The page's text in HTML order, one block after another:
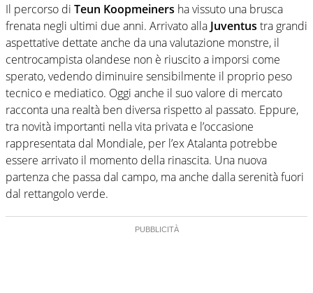
Il percorso di Teun Koopmeiners ha vissuto una brusca
frenata negli ultimi due anni. Arrivato alla Juventus tra grandi
aspettative dettate anche da una valutazione monstre, il
centrocampista olandese non è riuscito a imporsi come
sperato, vedendo diminuire sensibilmente il proprio peso
tecnico e mediatico. Oggi anche il suo valore di mercato
racconta una realtà ben diversa rispetto al passato. Eppure,
tra novità importanti nella vita privata e l’occasione
rappresentata dal Mondiale, per l’ex Atalanta potrebbe
essere arrivato il momento della rinascita. Una nuova
partenza che passa dal campo, ma anche dalla serenità fuori
dal rettangolo verde.